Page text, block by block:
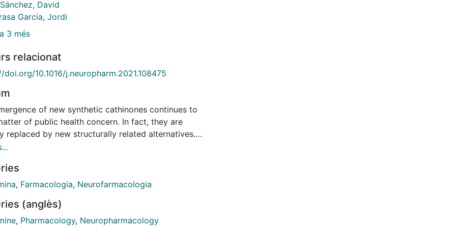
David
García, Jordi
3 més
relacionat
doi.org/10.1016/j.neuropharm.2021.108475
of new synthetic cathinones continues to
of public health concern. In fact, they are
replaced by new structurally related alternatives.
goal of the present study was to characterize
properties of novel cathinones (pentedrone, N-
α-PVP, N,N-diethyl-pentedrone and α-
Rat synaptosomes were used for
uptake experiments. HEK293 transfected
, Farmacologia, Neurofarmacologia
(anglès)
, Pharmacology, Neuropharmacology